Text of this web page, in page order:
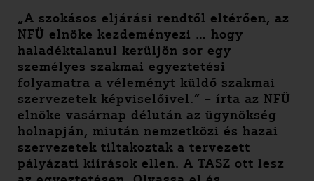
„A szokásos eljárási rendtől eltérően, az
NFÜ elnöke kezdeményezi … hogy
haladéktalanul kerüljön sor egy
személyes szakmai egyeztetési
folyamatra a véleményt küldő szakmai
szervezetek képviselőivel.” – írta az NFÜ
elnöke vasárnap délután az ügynökség
holnapján, miután nemzetközi és hazai
szervezetek tiltakoztak a tervezett
pályázati kiírások ellen. A TASZ ott lesz